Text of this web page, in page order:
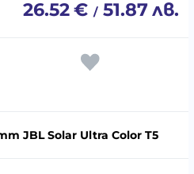
26.52€ / 51.87лв.
JBL Solar Ultra Color T5